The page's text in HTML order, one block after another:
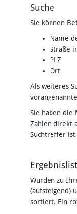
Suche
Sie können
Name
Straße
PLZ
Ort
Als weiteres
Sie haben die
Zahlen direkt
Suchtreffer ist
Wurden zu
(aufsteigend)
sortiert. Ein